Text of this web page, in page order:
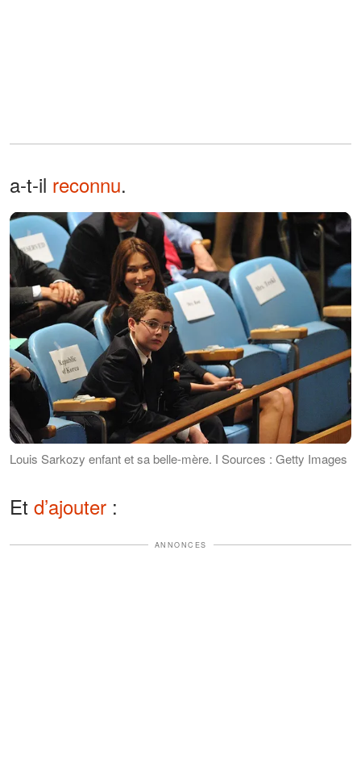
a-t-il reconnu.
Louis Sarkozy enfant et sa belle-mère. І Sources : Getty Images
Et d’ajouter :
ANNONCES